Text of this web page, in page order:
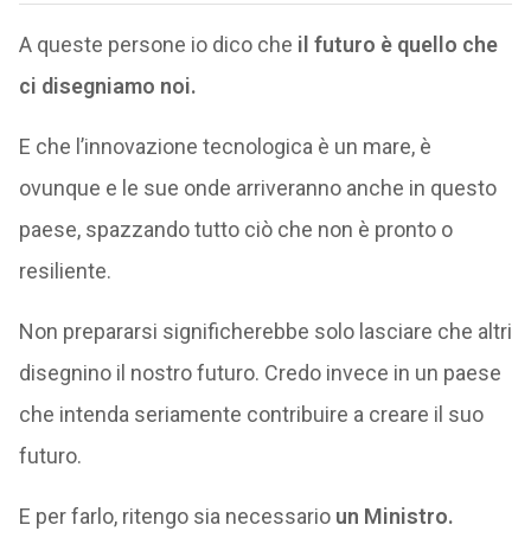
A queste persone io dico che il futuro è quello che
ci disegniamo noi.
E che l’innovazione tecnologica è un mare, è
ovunque e le sue onde arriveranno anche in questo
paese, spazzando tutto ciò che non è pronto o
resiliente.
Non prepararsi significherebbe solo lasciare che altri
disegnino il nostro futuro. Credo invece in un paese
che intenda seriamente contribuire a creare il suo
futuro.
E per farlo, ritengo sia necessarioun Ministro.